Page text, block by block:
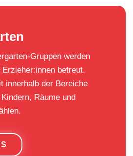
Gruppen werden
betreut.
innerhalb der Bereiche
Räume und